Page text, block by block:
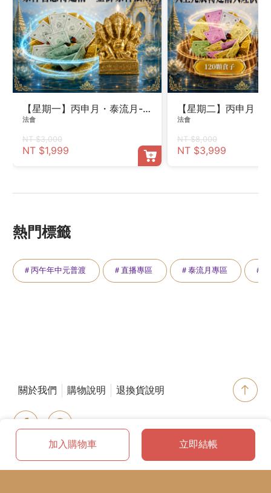
加入購物車 立即結帳
【星期一】丙申月・泰流月-象神智慧轉運術＋金御象神法
法會
NT $3,000
NT $1,999
【星期二】丙申月
法會
NT $8,000
NT $3,999
熱門標籤
＃丙午年中元普渡 ＃直播專區 ＃泰流月專區 ＃
關於我們 購物說明 退換貨說明